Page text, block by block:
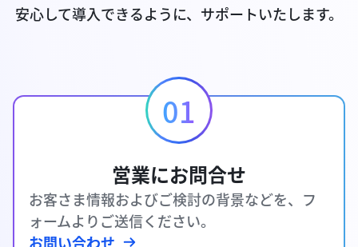
安心して導入できるように、サポートいたします。
01
営業にお問合せ
お客さま情報およびご検討の背景などを、フ
ォームよりご送信ください。
お問い合わせ